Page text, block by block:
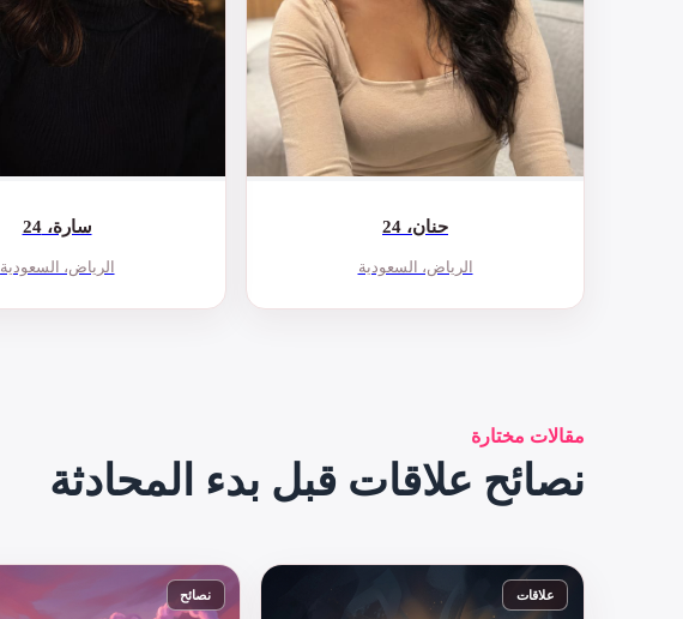
حنان، 24
الرياض، السعودية
سارة، 24
الرياض، السعودية
مقالات مختارة
نصائح علاقات قبل بدء المحادثة
علاقات نصائح